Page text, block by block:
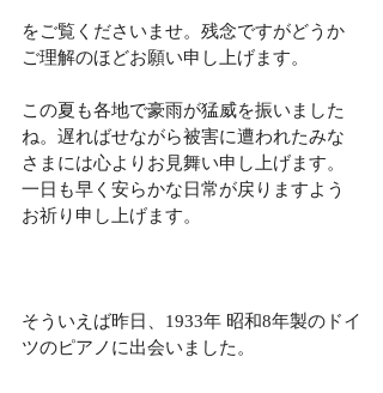
をご覧くださいませ。残念ですがどうか
ご理解のほどお願い申し上げます。
この夏も各地で豪雨が猛威を振いました
ね。遅ればせながら被害に遭われたみな
さまには心よりお見舞い申し上げます。
一日も早く安らかな日常が戻りますよう
お祈り申し上げます。
そういえば昨日、1933年 昭和8年製のドイ
ツのピアノに出会いました。